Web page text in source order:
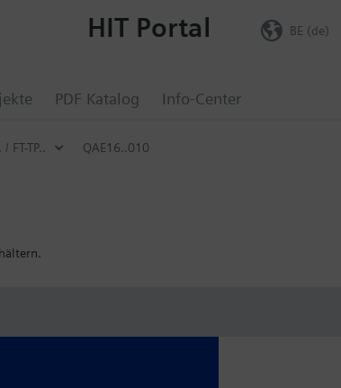
PDF Katalog Info-Center
HIT Portal BE (de)
FT-TP.. QAE16..010